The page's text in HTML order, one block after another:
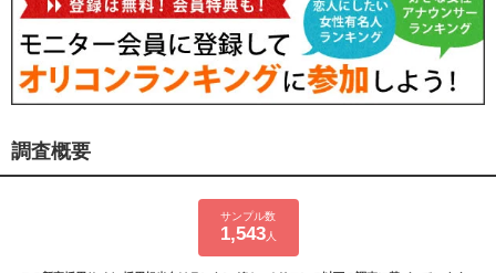
調査概要
サンプル数
1,543人